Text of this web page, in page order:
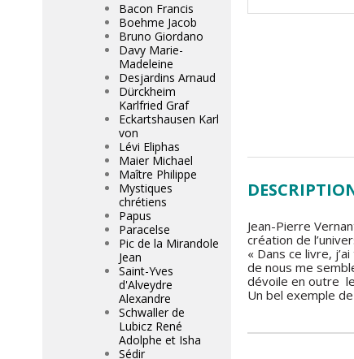
Jean-Pierre
création de
« Dans ce livre,
de nous me
dévoile en outre
Un bel exemple
Bacon Francis
Boehme Jacob
Bruno Giordano
Davy Marie-
Madeleine
Desjardins Arnaud
Dürckheim
Karlfried Graf
Eckartshausen Karl
von
Lévi Eliphas
Maier Michael
Maître Philippe
Mystiques
chrétiens
Papus
Paracelse
Pic de la Mirandole
Jean
Saint-Yves
d'Alveydre
Alexandre
Schwaller de
Lubicz René
Adolphe et Isha
Sédir